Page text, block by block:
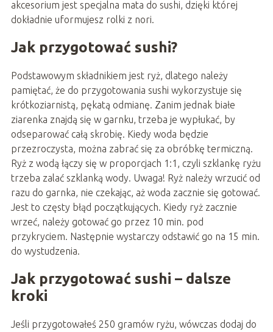
akcesorium jest specjalna mata do sushi, dzięki której
dokładnie uformujesz rolki z nori.
Jak przygotować sushi?
Podstawowym składnikiem jest ryż, dlatego należy
pamiętać, że do przygotowania sushi wykorzystuje się
krótkoziarnistą, pękatą odmianę. Zanim jednak białe
ziarenka znajdą się w garnku, trzeba je wypłukać, by
odseparować całą skrobię. Kiedy woda będzie
przezroczysta, można zabrać się za obróbkę termiczną.
Ryż z wodą łączy się w proporcjach 1:1, czyli szklankę ryżu
trzeba zalać szklanką wody. Uwaga! Ryż należy wrzucić od
razu do garnka, nie czekając, aż woda zacznie się gotować.
Jest to częsty błąd początkujących. Kiedy ryż zacznie
wrzeć, należy gotować go przez 10 min. pod
przykryciem. Następnie wystarczy odstawić go na 15 min.
do wystudzenia.
Jak przygotować sushi – dalsze
kroki
Jeśli przygotowałeś 250 gramów ryżu, wówczas dodaj do